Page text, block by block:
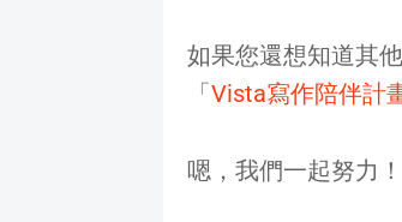
如果您還想知道其
「Vista寫作陪伴計
嗯，我們一起努力！